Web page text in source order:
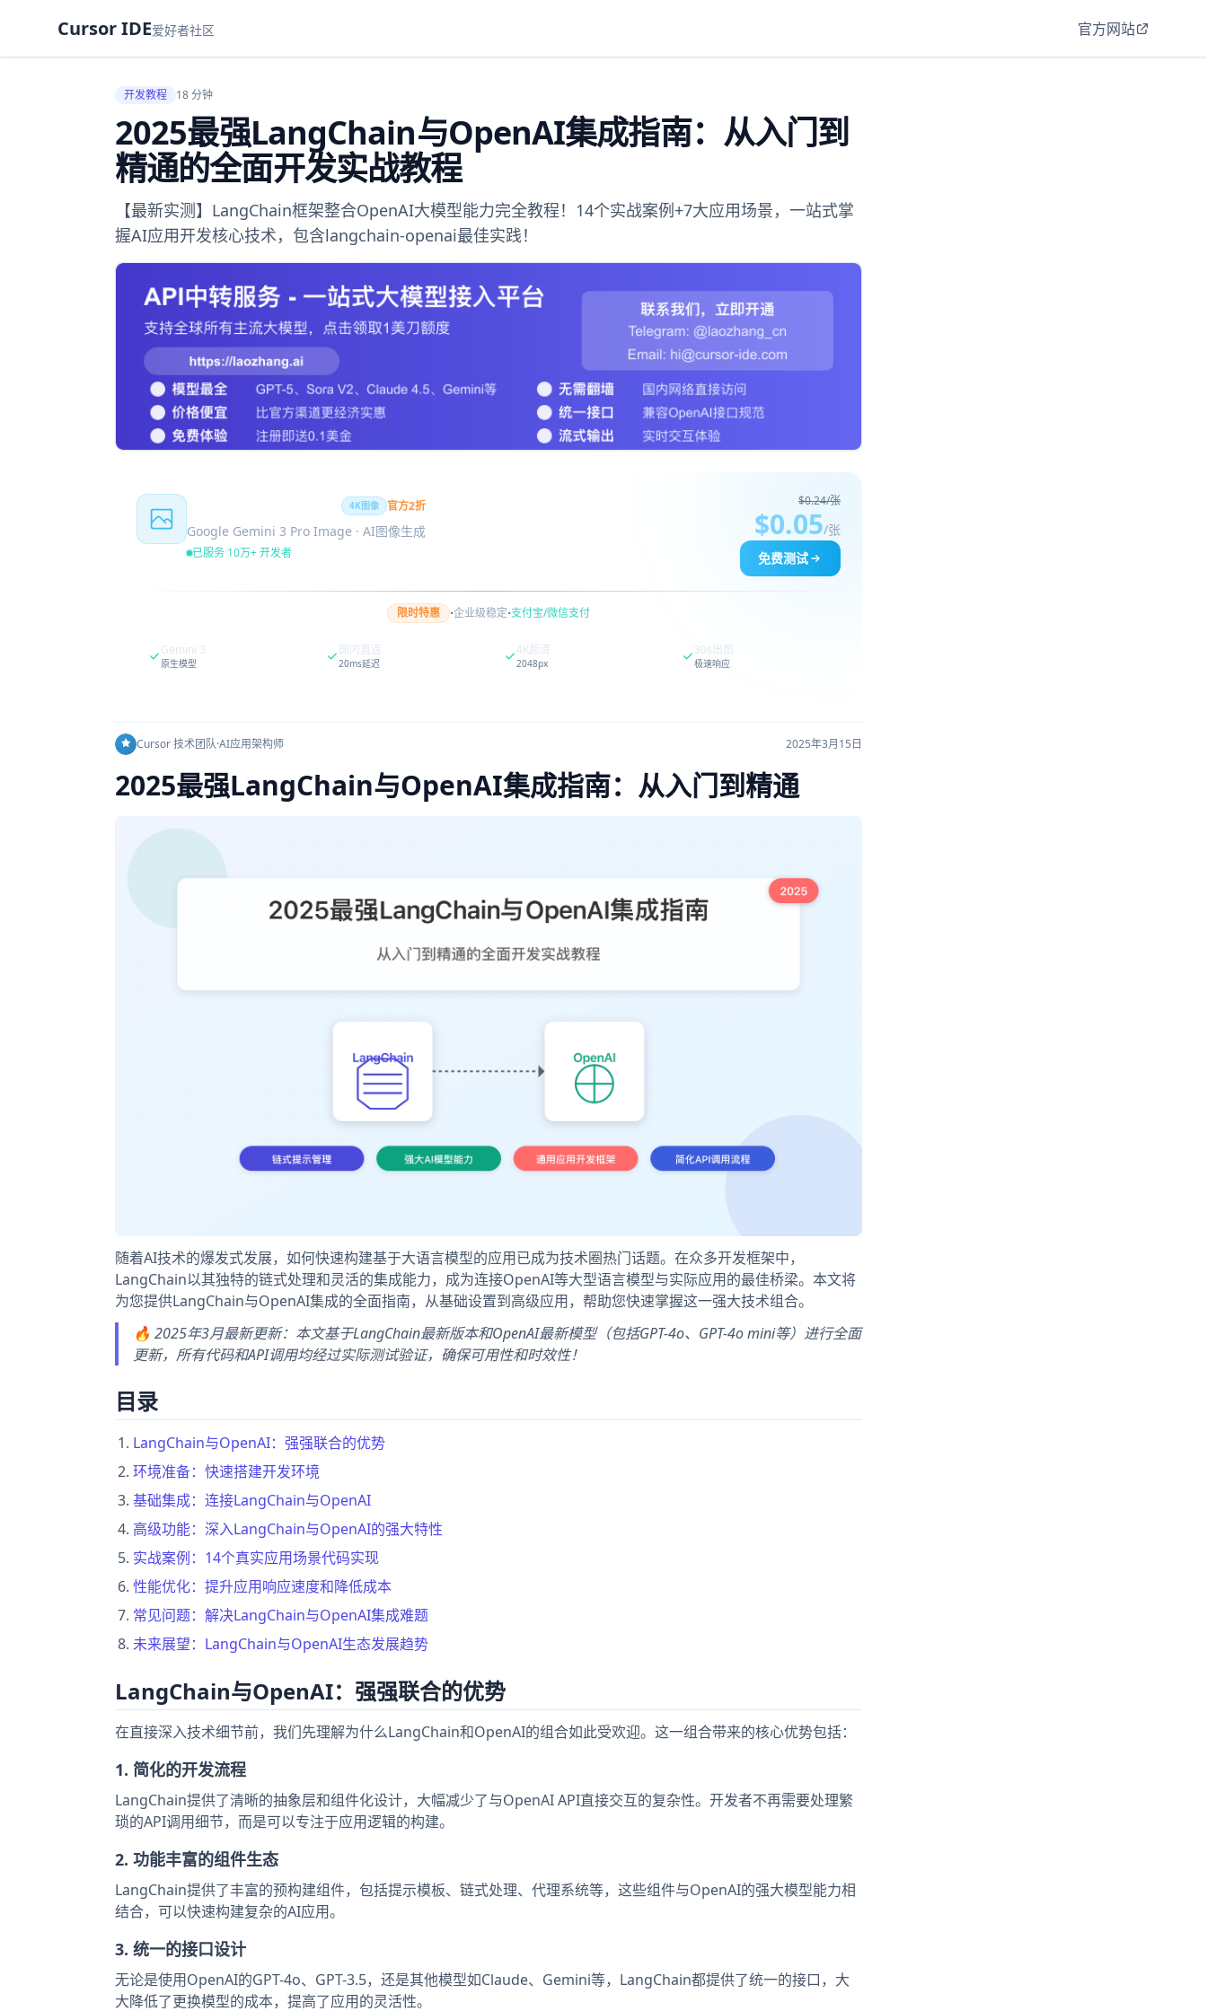
Cursor IDE爱好者社区 官方网站
开发教程 18 分钟
2025最强LangChain与OpenAI集成指南：从入门到
精通的全面开发实战教程
【最新实测】LangChain框架整合OpenAI大模型能力完全教程！14个实战案例+7大应用场景，一站式掌
握AI应用开发核心技术，包含langchain-openai最佳实践！
4K图像 官方2折
Google Gemini 3 Pro Image · AI图像生成
已服务 10万+ 开发者
$0.24/张
$0.05/张
免费测试
限时特惠 ·企业级稳定·支付宝/微信支付
Gemini 3
原生模型
国内直连
20ms延迟
4K超清
2048px
30s出图
极速响应
Cursor 技术团队·AI应用架构师 2025年3月15日
2025最强LangChain与OpenAI集成指南：从入门到精通
随着AI技术的爆发式发展，如何快速构建基于大语言模型的应用已成为技术圈热门话题。在众多开发框架中，
LangChain以其独特的链式处理和灵活的集成能力，成为连接OpenAI等大型语言模型与实际应用的最佳桥梁。本文将
为您提供LangChain与OpenAI集成的全面指南，从基础设置到高级应用，帮助您快速掌握这一强大技术组合。
🔥 2025年3月最新更新：本文基于LangChain最新版本和OpenAI最新模型（包括GPT-4o、GPT-4o mini等）进行全面
更新，所有代码和API调用均经过实际测试验证，确保可用性和时效性！
目录
LangChain与OpenAI：强强联合的优势
环境准备：快速搭建开发环境
基础集成：连接LangChain与OpenAI
高级功能：深入LangChain与OpenAI的强大特性
实战案例：14个真实应用场景代码实现
性能优化：提升应用响应速度和降低成本
常见问题：解决LangChain与OpenAI集成难题
未来展望：LangChain与OpenAI生态发展趋势
LangChain与OpenAI：强强联合的优势
在直接深入技术细节前，我们先理解为什么LangChain和OpenAI的组合如此受欢迎。这一组合带来的核心优势包括：
1. 简化的开发流程
LangChain提供了清晰的抽象层和组件化设计，大幅减少了与OpenAI API直接交互的复杂性。开发者不再需要处理繁
琐的API调用细节，而是可以专注于应用逻辑的构建。
2. 功能丰富的组件生态
LangChain提供了丰富的预构建组件，包括提示模板、链式处理、代理系统等，这些组件与OpenAI的强大模型能力相
结合，可以快速构建复杂的AI应用。
3. 统一的接口设计
无论是使用OpenAI的GPT-4o、GPT-3.5，还是其他模型如Claude、Gemini等，LangChain都提供了统一的接口，大
大降低了更换模型的成本，提高了应用的灵活性。